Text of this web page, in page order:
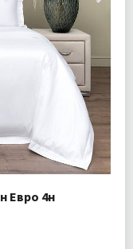
Евро 4н